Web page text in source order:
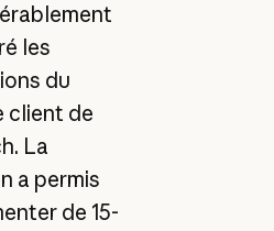
les
du
client de
La
a permis
de 15-